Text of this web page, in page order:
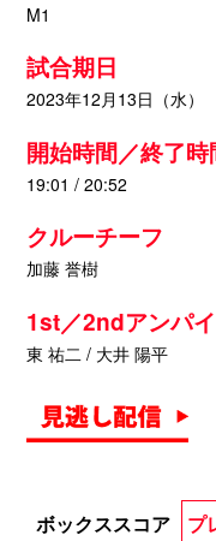
M1
試合期日
2023年12月13日（水）
開始時間／終了時
19:01 / 20:52
クルーチーフ
加藤 誉樹
1st／2ndアンパ
東 祐二 / 大井 陽平
ボックススコア プ